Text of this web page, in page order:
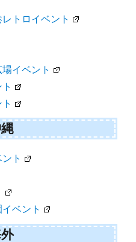
トロイベント
イベント
ト
ベント